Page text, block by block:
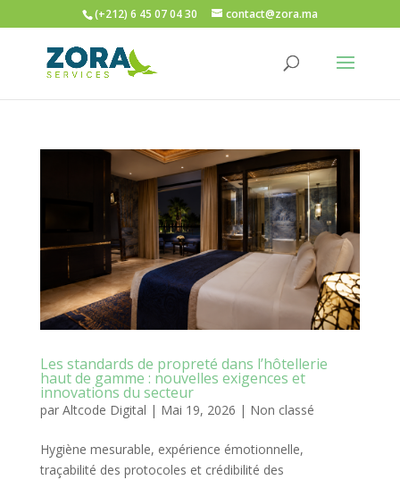
(+212) 6 45 07 04 30 contact@zora.ma
Les standards de propreté dans l’hôtellerie
haut de gamme : nouvelles exigences et
innovations du secteur
par Altcode Digital | Mai 19, 2026 | Non classé
Hygiène mesurable, expérience émotionnelle,
traçabilité des protocoles et crédibilité des